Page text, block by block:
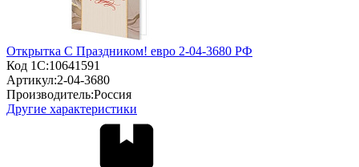
Открытка С Праздником! евро 2-04-3680 РФ
Код 1С:10641591
Артикул:2-04-3680
Производитель:Россия
Другие характеристики